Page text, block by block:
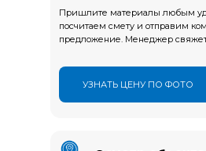
Пришлите материалы любым
посчитаем смету и отправим
предложение. Менеджер
УЗНАТЬ ЦЕНУ ПО ФОТО